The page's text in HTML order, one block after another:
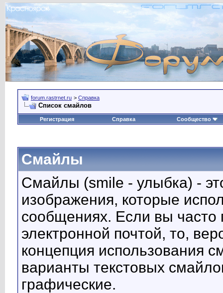
forum.rastrnet.ru > Справка
Список смайлов
Регистрация Справка Сообщество
Смайлы
Смайлы (smile - улыбка) -
изображения, которые
сообщениях. Если вы часто
электронной почтой, то,
концепция использования
варианты текстовых
графические.